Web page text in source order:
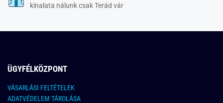
kínalata nálunk csak Terád vár
ÜGYFÉLKÖZPONT
VÁSARLÁSI FELTÉTELEK
ADATVÉDELEM TÁROLÁSA